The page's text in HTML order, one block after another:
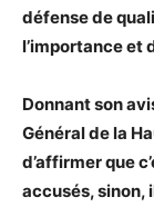
défense de
l’importance et
Donnant son
Général de la
d’affirmer que
accusés, sinon,